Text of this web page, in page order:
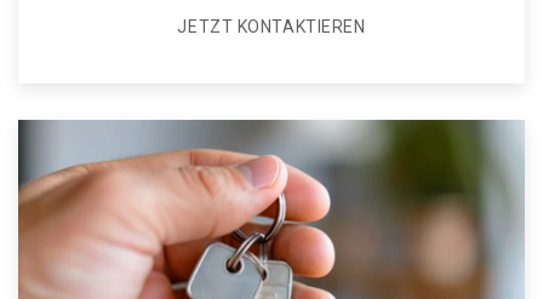
JETZT KONTAKTIEREN